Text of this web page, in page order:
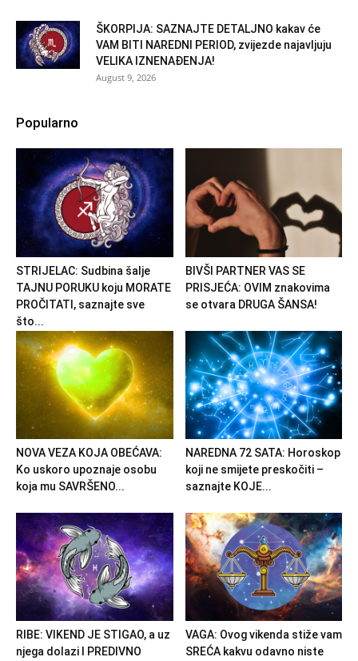
ŠKORPIJA: SAZNAJTE DETALJNO kakav će
VAM BITI NAREDNI PERIOD, zvijezde najavljuju
VELIKA IZNENAĐENJA!
August 9, 2026
Popularno
STRIJELAC: Sudbina šalje
TAJNU PORUKU koju MORATE
PROČITATI, saznajte sve
što...
BIVŠI PARTNER VAS SE
PRISJEĆA: OVIM znakovima
se otvara DRUGA ŠANSA!
NOVA VEZA KOJA OBEĆAVA:
Ko uskoro upoznaje osobu
koja mu SAVRŠENO...
NAREDNA 72 SATA: Horoskop
koji ne smijete preskočiti –
saznajte KOJE...
RIBE: VIKEND JE STIGAO, a uz
njega dolazi I PREDIVNO
VAGA: Ovog vikenda stiže vam
SREĆA kakvu odavno niste